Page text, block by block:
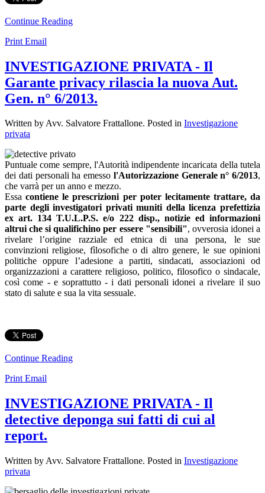
Continue Reading
Print Email
INVESTIGAZIONE PRIVATA - Il
Garante privacy rilascia la nuova Aut.
Gen. n° 6/2013.
Written by Avv. Salvatore Frattallone. Posted in Investigazione
privata
Puntuale come sempre, l'Autorità indipendente incaricata della tutela
dei dati personali ha emesso l'Autorizzazione Generale n° 6/2013,
che varrà per un anno e mezzo.
Essacontiene le prescrizioni per poter lecitamente trattare, da
parte degli investigatori privati muniti della licenza prefettizia
ex art. 134 T.U.L.P.S. e/o 222 disp., notizie ed informazioni
altrui che si qualifichino per essere "sensibili", ovverosia idonei a
rivelare l’origine razziale ed etnica di una persona, le sue
convinzioni religiose, fìlosofiche o di altro genere, le sue opinioni
politiche oppure l’adesione a partiti, sindacati, associazioni od
organizzazioni a carattere religioso, politico, filosofico o sindacale,
così come - e soprattutto - i dati personali idonei a rivelare il suo
stato di salute e sua la vita sessuale.
Continue Reading
PrintEmail
INVESTIGAZIONE PRIVATA - Il
detective deponga sui fatti di cui al
report.
Written by Avv. Salvatore Frattallone. Posted in Investigazione
privata